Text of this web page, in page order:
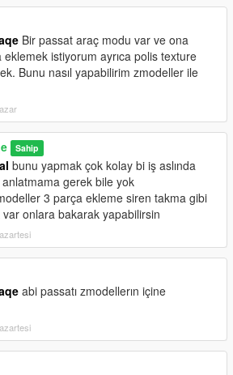
Bir passat araç modu var ve ona
istiyorum ayrıca polis texture
Bunu nasıl yapabilirim zmodeller ile
Sahip
bunu yapmak çok kolay bi iş aslında
gerek bile yok
3 parça ekleme siren takma gibi
onlara bakarak yapabilirsin
abi passatı zmodellerın içine